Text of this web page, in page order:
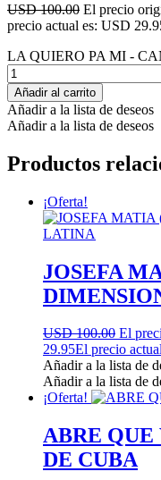
USD 100.00 El precio
precio actual es: USD
LA QUIERO PA MI -
Añadir al carrito
Añadir a la lista de deseos
Añadir a la lista de deseos
Productos
¡Oferta!
JOSEFA
USD 100.00 El
29.95El precio
Añadir a la lista de
Añadir a la lista de
¡Oferta!
ABRE QUE
DE CUBA